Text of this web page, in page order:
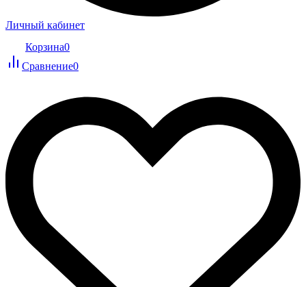
Личный кабинет
Корзина0
Сравнение0